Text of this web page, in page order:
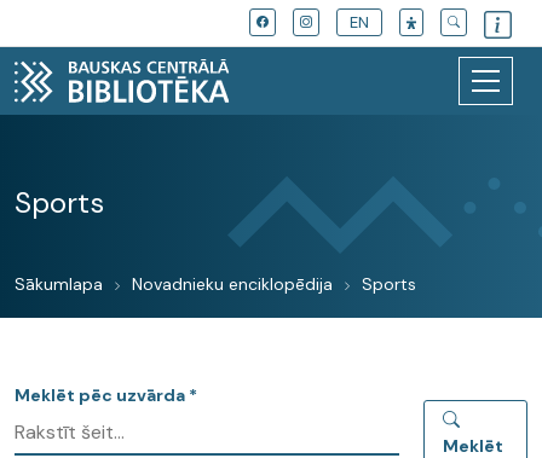
EN
Sports
Sākumlapa Novadnieku enciklopēdija Sports
Meklēt pēc uzvārda *
Meklēt